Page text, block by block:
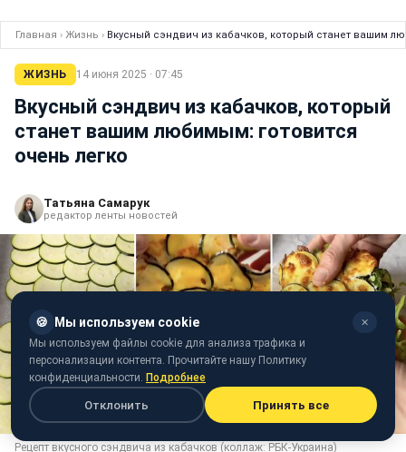
Главная › Жизнь › Вкусный сэндвич из кабачков, который станет вашим
ЖИЗНЬ 14 июня 2025 · 07:45
Вкусный сэндвич из кабачков, который
станет вашим любимым: готовится
очень легко
Татьяна Самарук
редактор ленты новостей
Рецепт вкусного сэндвича из кабачков (коллаж: РБК-Украина)
🍪 Мы используем cookie ✕
Мы используем файлы cookie для анализа трафика и
персонализации контента. Прочитайте нашу Политику
конфиденциальности. Подробнее
Отклонить Принять все